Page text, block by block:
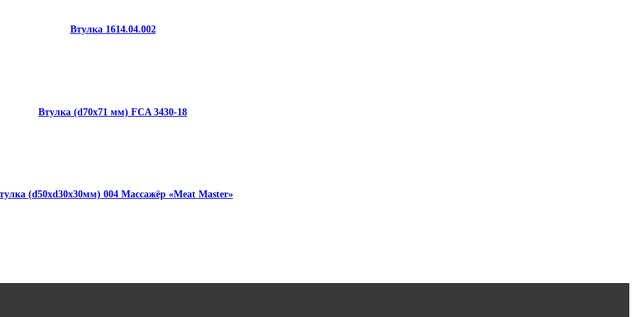
Втулка 1614.04.002
Втулка (d70x71 мм) FCA 3430-18
(d50xd30x30мм) 004 Массажёр «Meat Master»